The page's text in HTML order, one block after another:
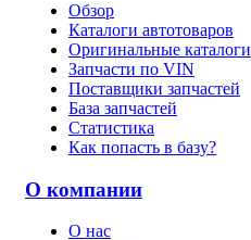
Обзор
Каталоги автотоваров
Оригинальные каталоги
Запчасти по VIN
Поставщики запчастей
База запчастей
Статистика
Как попасть в базу?
О компании
О нас